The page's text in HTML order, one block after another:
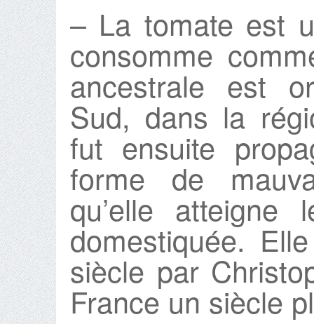
– La tomate est
consomme
ancestrale est
Sud, dans la
fut ensuite
forme de
qu’elle
domestiquée.
siècle par
France un siècle